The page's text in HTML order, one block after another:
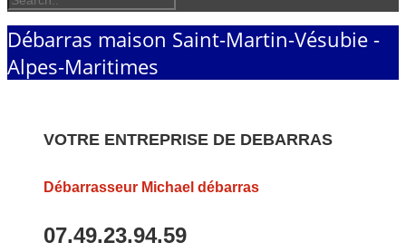
Débarras maison Saint-Martin-Vésubie -
Alpes-Maritimes
VOTRE ENTREPRISE DE DEBARRAS
Débarrasseur Michael débarras
07.49.23.94.59